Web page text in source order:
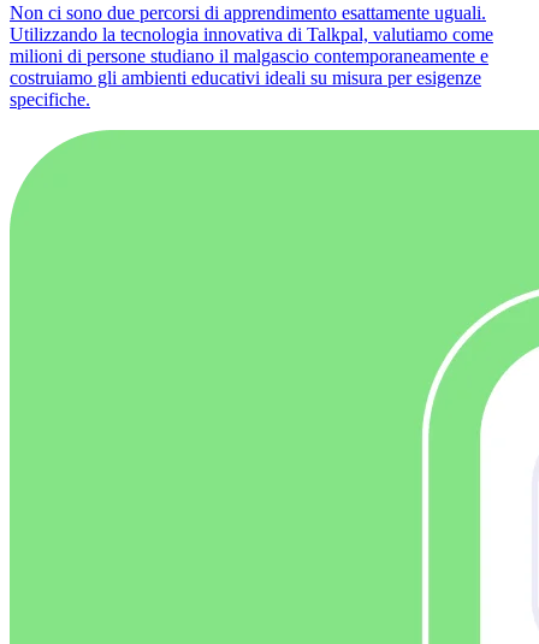
Non ci sono due percorsi di apprendimento esattamente uguali.
Utilizzando la tecnologia innovativa di Talkpal, valutiamo come
milioni di persone studiano il malgascio contemporaneamente e
costruiamo gli ambienti educativi ideali su misura per esigenze
specifiche.